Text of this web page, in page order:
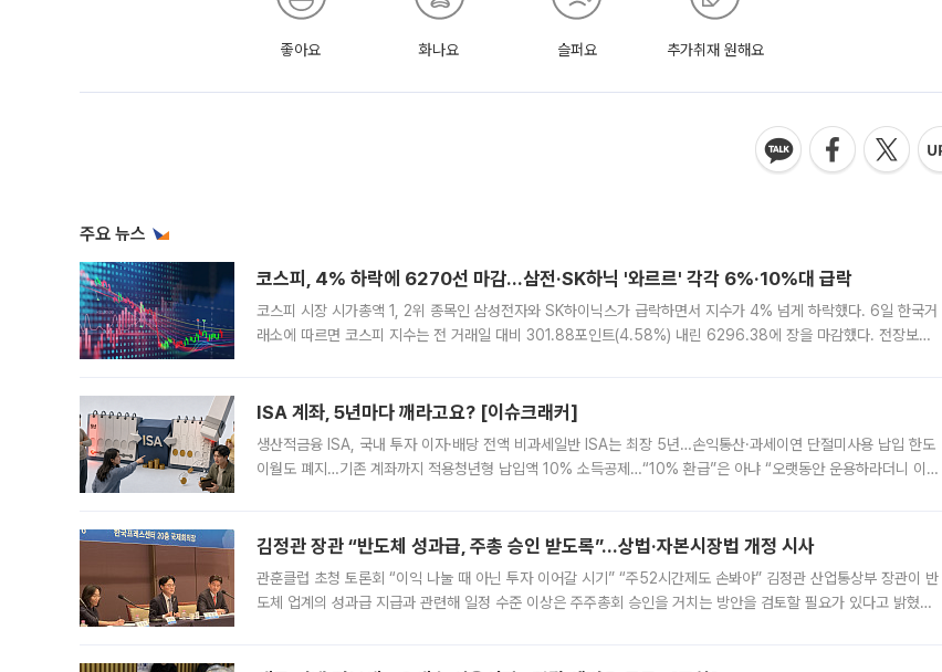
좋아요 화나요 슬퍼요 추가취재 원해요
주요 뉴스
코스피, 4% 하락에 6270선 마감…삼전·SK하닉 '와르르' 각각 6%·10%대 급락
코스피 시장 시가총액 1, 2위 종목인 삼성전자와 SK하이닉스가 급락하면서 지수가 4% 넘게 하락했다. 6일 한국거
래소에 따르면 코스피 지수는 전 거래일 대비 301.88포인트(4.58%) 내린 6296.38에 장을 마감했다. 전장보다
ISA 계좌, 5년마다 깨라고요? [이슈크래커]
생산적금융 ISA, 국내 투자 이자·배당 전액 비과세일반 ISA는 최장 5년…손익통산·과세이연 단절미사용 납입 한도
이월도 폐지…기존 계좌까지 적용청년형 납입액 10% 소득공제…“10% 환급”은 아냐 “오랫동안 운용하라더니 이제
김정관 장관 “반도체 성과급, 주총 승인 받도록”…상법·자본시장법 개정 시사
관훈클럽 초청 토론회 “이익 나눌 때 아닌 투자 이어갈 시기” “주52시간제도 손봐야” 김정관 산업통상부 장관이 반
도체 업계의 성과급 지급과 관련해 일정 수준 이상은 주주총회 승인을 거치는 방안을 검토할 필요가 있다고 밝혔다.